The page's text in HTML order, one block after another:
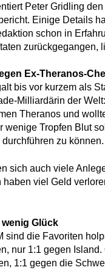
Peter Gridling
Einige Details
schon in
zurückgegangen,
Ex-Theranos-
bis vor kurzem als
Milliardärin der
Theranos und
wenige Tropfen Blut
zu können.
sich auch viele
viel Geld
Glück
sind die Favoriten
nur 1:1 gegen
1:1 gegen die